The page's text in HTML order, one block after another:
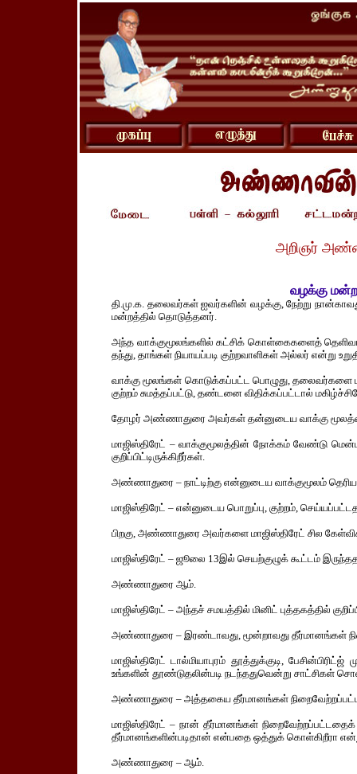
அறிஞர்
வழக்கு
தி.மு.க. தலைவர்கள் ஐவர்களின் வழக்கு, நேற்று
மன்றத்தில் தொடுத்தனர்.
அந்த வாக்குமூலங்களில் கட்சிக் கொள்கைகளைத்
தந்து, தாங்கள் நியாயப்படி குற்றவாளிகள் அல்லர் என்று
வாக்கு மூலங்கள் கொடுக்கப்பட்ட பொழுது, தலைவர்களை
குற்றம் சுமத்தப்பட்டு, தண்டனை விதிக்கப்பட்டால்
தோழர் அண்ணாதுரை அவர்கள் தன்னுடைய வாக்கு
மாஜிஸ்திரேட் – வாக்குமூலத்தின் நோக்கம் வேண்டு
குறிப்பிட்டிருக்கிறீர்கள்.
அண்ணாதுரை – நாட்டிற்கு என்னுடைய வாக்குமூலம்
மாஜிஸ்திரேட் – என்னுடைய பொறுப்பு, குற்றம்,
பிறகு, அண்ணாதுரை அவர்களை மாஜிஸ்திரேட் சில
மாஜிஸ்திரேட் – ஜூலை 13இல் செயற்குழுக் கூட்டம்
அண்ணாதுரை ஆம்.
மாஜிஸ்திரேட் – அந்தச் சமயத்தில் மினிட் புத்தகத்தில்
அண்ணாதுரை – இரண்டாவது, மூன்றாவது தீர்மானங்கள்
மாஜிஸ்திரேட் டால்மியாபுரம் தூத்துக்குடி,
உங்களின் தூண்டுதலின்படி நடந்ததுவென்று சாட்சிகள்
அண்ணாதுரை – அத்தகைய தீர்மானங்கள்
மாஜிஸ்திரேட் – நான் தீர்மானங்கள் நிறைவேற்றப்பட்டதைக்
தீர்மானங்களின்படிதான் என்பதை ஒத்துக் கொள்கிறீரா
அண்ணாதுரை – ஆம்.